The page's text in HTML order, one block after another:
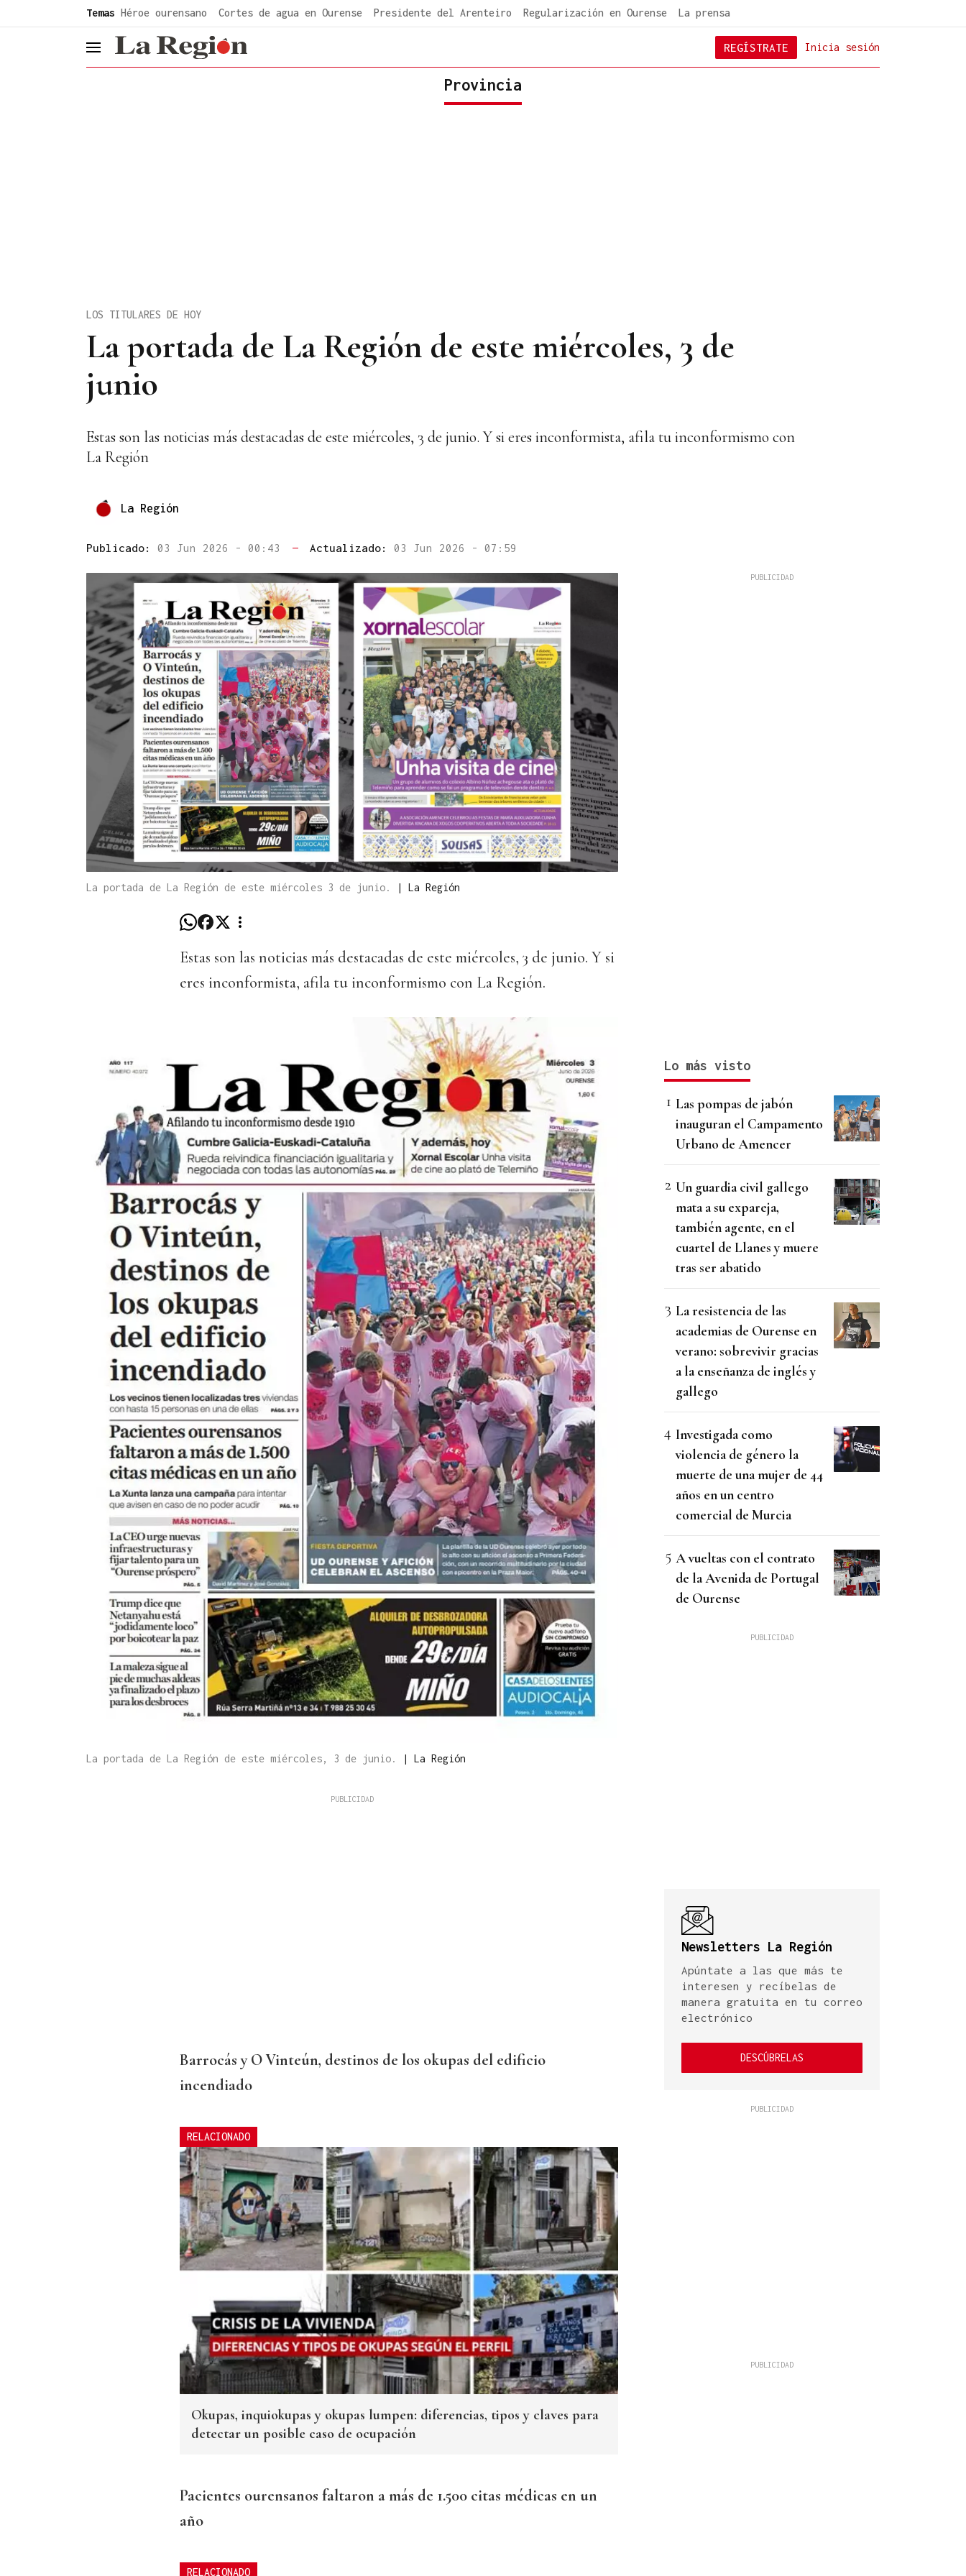
Temas Héroe ourensano Cortes de agua en Ourense Presidente del Arenteiro Regularización en Ourense La prensa
header.menu.open Inicia sesión
REGÍSTRATE
Provincia
La portada de La Región de este miércoles, 3 de
junio
LOS TITULARES DE HOY
Estas son las noticias más destacadas de este miércoles, 3 de junio. Y si eres inconformista, afila tu inconformismo con
La Región
La Región
Publicado: 03 Jun 2026 - 00:43 — Actualizado: 03 Jun 2026 - 07:59
La portada de La Región de este miércoles 3 de junio. | La Región
Estas son las noticias más destacadas de este miércoles, 3 de junio. Y si
eres inconformista, afila tu inconformismo con La Región.
La portada de La Región de este miércoles, 3 de junio. | La Región
Barrocás y O Vinteún, destinos de los okupas del edificio
incendiado
RELACIONADO
Okupas, inquiokupas y okupas lumpen: diferencias, tipos y claves para
detectar un posible caso de ocupación
Pacientes ourensanos faltaron a más de 1.500 citas médicas en un
año
RELACIONADO
Lo más visto
Las pompas de jabón
inauguran el Campamento
Urbano de Amencer
Un guardia civil gallego
mata a su expareja,
también agente, en el
cuartel de Llanes y muere
tras ser abatido
La resistencia de las
academias de Ourense en
verano: sobrevivir gracias
a la enseñanza de inglés y
gallego
Investigada como
violencia de género la
muerte de una mujer de 44
años en un centro
comercial de Murcia
A vueltas con el contrato
de la Avenida de Portugal
de Ourense
Newsletters La Región
Apúntate a las que más te
interesen y recíbelas de
manera gratuita en tu correo
electrónico
DESCÚBRELAS